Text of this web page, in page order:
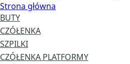
Strona główna
BUTY
CZÓŁENKA
SZPILKI
CZÓŁENKA PLATFORMY